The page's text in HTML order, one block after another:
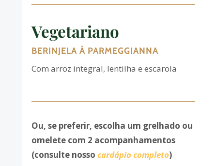
Vegetariano
BERINJELA À PARMEGGIANNA
Com arroz integral, lentilha e escarola
Ou, se preferir, escolha um grelhado ou
omelete com 2 acompanhamentos
(consulte nosso cardápio completo)